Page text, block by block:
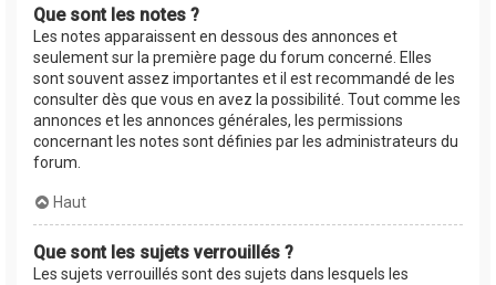
Que sont les notes ?
Les notes apparaissent en dessous des annonces et
seulement sur la première page du forum concerné. Elles
sont souvent assez importantes et il est recommandé de les
consulter dès que vous en avez la possibilité. Tout comme les
annonces et les annonces générales, les permissions
concernant les notes sont définies par les administrateurs du
forum.
Haut
Que sont les sujets verrouillés ?
Les sujets verrouillés sont des sujets dans lesquels les